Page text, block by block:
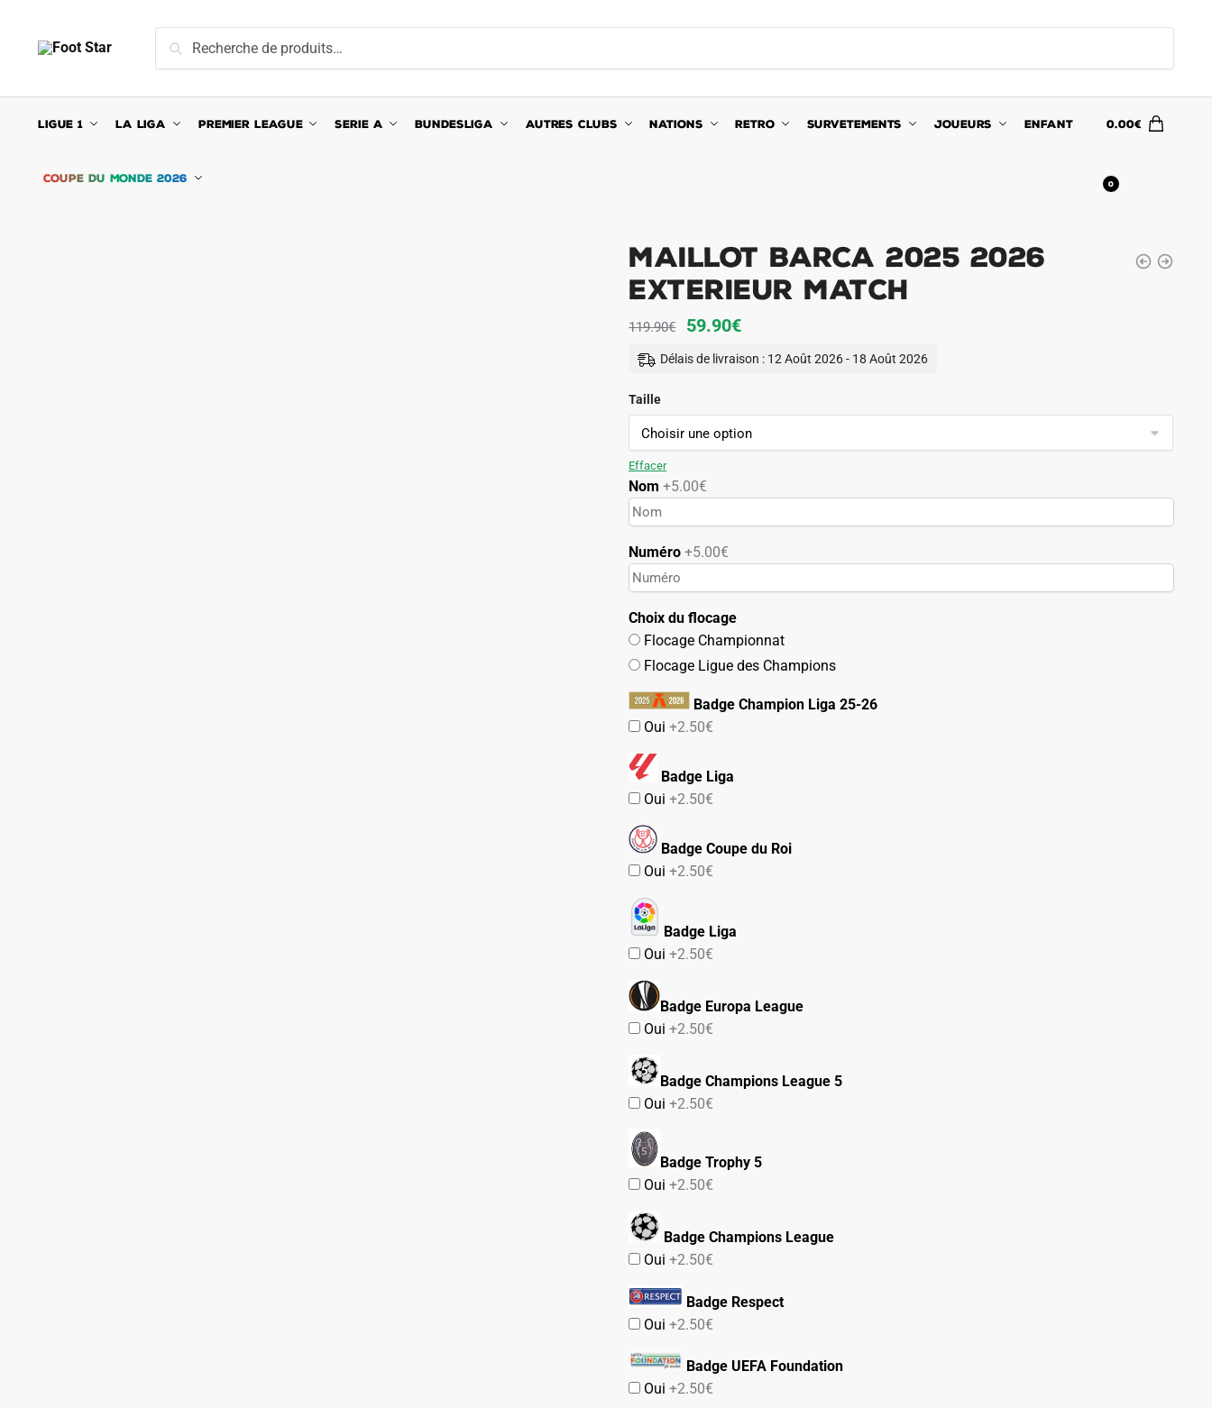
navigation
content
pour :
Recherche
LIGUE 1 LA LIGA PREMIER LEAGUE SERIE A BUNDESLIGA AUTRES CLUBS NATIONS RETRO SURVETEMENTS JOUEURS ENFANT
COUPE DU MONDE 2026
0.00€
0
Maillot Barca 2025 2026
Exterieur Match
119.90€
Le
prix
119.90€.
59.90€Le
59.90€.
Délais de livraison : 12 Août 2026 - 18 Août 2026
Taille
Effacer
Nom +5.00€
Numéro+5.00€
Choix du flocage
Flocage Championnat
Flocage Ligue des Champions
Badge Champion Liga 25-26
Oui+2.50€
Badge Liga
Oui+2.50€
Badge Coupe du Roi
Oui+2.50€
Badge Liga
Oui+2.50€
Badge Europa League
Oui+2.50€
Badge Champions League 5
Oui+2.50€
Badge Trophy 5
Oui+2.50€
Badge Champions League
Oui+2.50€
Badge Respect
Oui+2.50€
Badge UEFA Foundation
Oui+2.50€